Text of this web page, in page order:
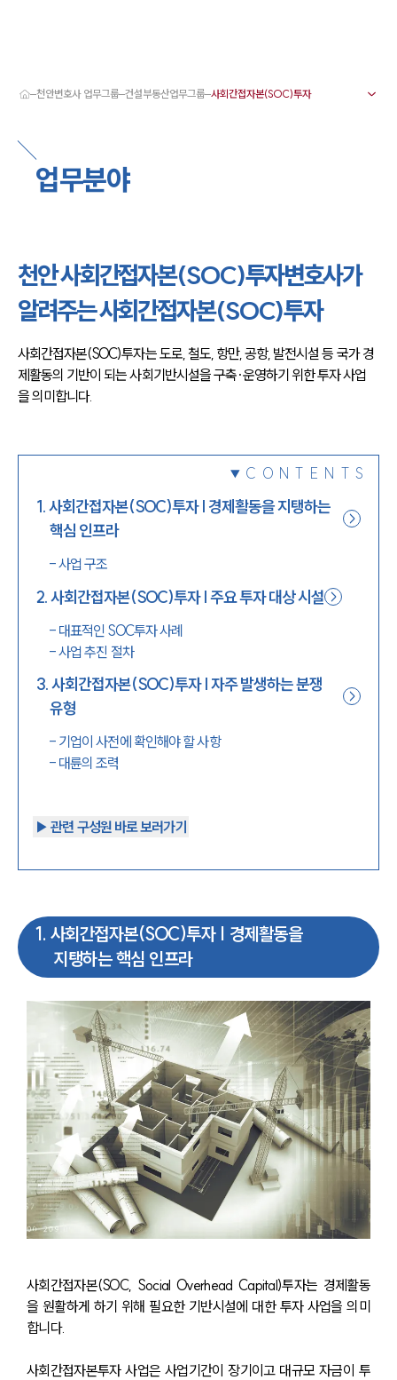
서울·대전·천안변호사
천안형사전문변호사
천안이혼전문변호사
천안학교폭력변호사
천안변호사 주요 업무사례
천안 분사무소 오시는 길
천안변호사상담 상담접수
채용정보
천안변호사 업무그룹 건설부동산업무그룹
업무분야
천안 사회간접자본(SOC)투자변호사가
알려주는 사회간접자본(SOC)투자
사회간접자본(SOC)투자는 도로, 철도, 항만, 공항, 발전시설 등 국가 경
제활동의 기반이 되는 사회기반시설을 구축·운영하기 위한 투자 사업
을 의미합니다.
CONTENTS
1.사회간접자본(SOC)투자 | 경제활동을 지탱하는
핵심 인프라
-사업 구조
2.사회간접자본(SOC)투자 | 주요 투자 대상 시설
- 대표적인 SOC투자 사례
-사업 추진 절차
3.사회간접자본(SOC)투자 | 자주 발생하는 분쟁
유형
- 기업이 사전에 확인해야 할 사항
- 대륜의 조력
▶︎ 관련 구성원 바로 보러가기
1 . 사회간접자본(SOC)투자 | 경제활동을
지탱하는 핵심 인프라
사회간접자본(SOC, Social Overhead Capital)투자는 경제활동
을 원활하게 하기 위해 필요한 기반시설에 대한 투자 사업을 의미
합니다.
사회간접자본투자 사업은 사업기간이 장기이고 대규모 자금이 투